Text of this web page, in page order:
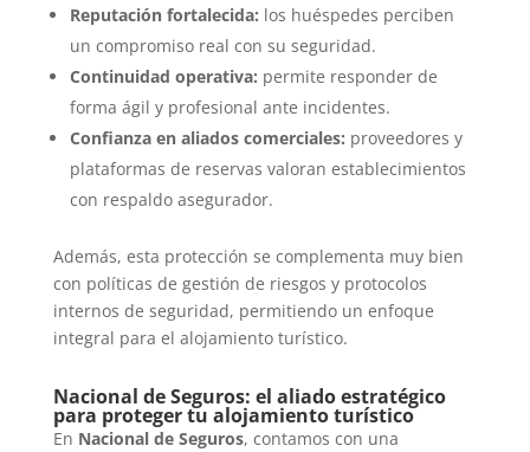
Reputación fortalecida: los huéspedes perciben
un compromiso real con su seguridad.
Continuidad operativa: permite responder de
forma ágil y profesional ante incidentes.
Confianza en aliados comerciales: proveedores y
plataformas de reservas valoran establecimientos
con respaldo asegurador.
Además, esta protección se complementa muy bien
con políticas de gestión de riesgos y protocolos
internos de seguridad, permitiendo un enfoque
integral para el alojamiento turístico.
Nacional de Seguros: el aliado estratégico
para proteger tu alojamiento turístico
En Nacional de Seguros, contamos con una